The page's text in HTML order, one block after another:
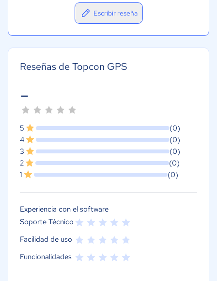
Escribir reseña
Reseñas de Topcon GPS
-
5
(0)
4
(0)
3
(0)
2
(0)
1
(0)
Experiencia con el software
Soporte Técnico
Facilidad de uso
Funcionalidades